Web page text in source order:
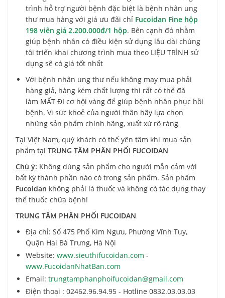
trình hỗ trợ người bệnh đặc biệt là bệnh nhân ung
thư mua hàng với giá ưu đãi chỉ Fucoidan Fine hộp
198 viên giá 2.200.000đ/1 hộp. Bên cạnh đó nhằm
giúp bệnh nhân có điều kiện sử dụng lâu dài chúng
tôi triến khai chương trình mua theo LIỆU TRÌNH sử
dụng sẽ có giá tốt nhất
Với bệnh nhân ung thư nếu không may mua phải
hàng giả, hàng kém chất lượng thì rất có thể đã
làm MẤT ĐI cơ hội vàng để giúp bệnh nhân phục hồi
bệnh. Vì sức khoẻ của người thân hãy lựa chọn
những sản phẩm chính hãng, xuất xứ rõ ràng
Tại Việt Nam, quý khách có thể yên tâm khi mua sản
phẩm tại TRUNG TÂM PHÂN PHỐI FUCOIDAN
Chú ý: Không dùng sản phẩm cho người mẫn cảm với
bất kỳ thành phần nào có trong sản phẩm. Sản phẩm
Fucoidan không phải là thuốc và không có tác dụng thay
thế thuốc chữa bệnh!
TRUNG TÂM PHÂN PHỐI FUCOIDAN
Địa chỉ: Số 475 Phố Kim Ngưu, Phường Vĩnh Tuy,
Quận Hai Bà Trưng, Hà Nội
Website: www.sieuthifucoidan.com -
www.FucoidanNhatBan.com
Email: trungtamphanphoifucoidan@gmail.com
Điện thoại : 02462.96.94.95 - Hotline 0832.03.03.03